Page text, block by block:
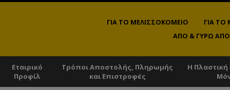
ΓΙΑ ΤΟ ΜΕΛΙΣΣΟΚΟΜΕΊΟ ΓΙΑ ΤΟ
ΑΠΌ & ΓΎΡΩ
Εταιρικό
Προφίλ
Τρόποι Αποστολής, Πληρωμής
και Επιστροφές
Η Πλαστική